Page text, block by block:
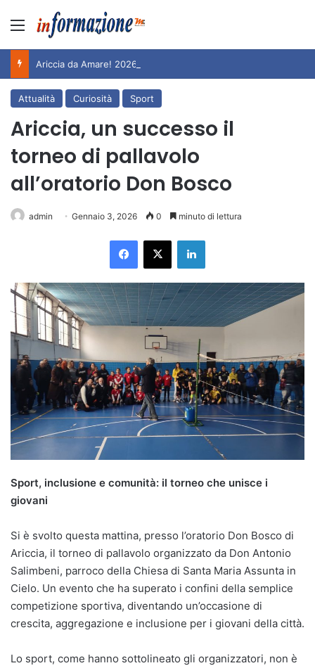
Menu
Attualità Curiosità Sport
Ariccia, un successo il
torneo di pallavolo
all’oratorio Don Bosco
admin Gennaio 3, 2026 0 minuto di lettura
Facebook
X LinkedIn
Sport, inclusione e comunità: il torneo che unisce i
giovani
Si è svolto questa mattina, presso l’oratorio Don Bosco di
Ariccia, il torneo di pallavolo organizzato da Don Antonio
Salimbeni, parroco della Chiesa di Santa Maria Assunta in
Cielo. Un evento che ha superato i confini della semplice
competizione sportiva, diventando un’occasione di
crescita, aggregazione e inclusione per i giovani della città.
Lo sport, come hanno sottolineato gli organizzatori, non è